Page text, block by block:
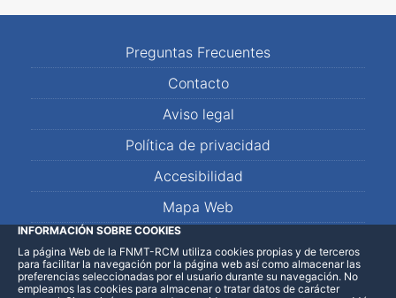
Preguntas Frecuentes
Contacto
Aviso legal
Política de privacidad
Accesibilidad
Mapa Web
LinkedInFacebookWhatsApp
INFORMACIÓN SOBRE COOKIES
La página Web de la FNMT-RCM utiliza cookies propias y de terceros
para facilitar la navegación por la página web así como almacenar las
preferencias seleccionadas por el usuario durante su navegación. No
empleamos las cookies para almacenar o tratar datos de carácter